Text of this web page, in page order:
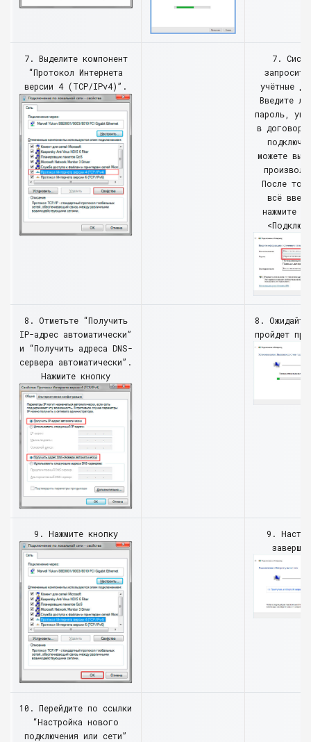
7. Выделите компонент
“Протокол Интернета
версии 4 (TCP/IPv4)”.
7.
запросит
учётные
Введите
пароль,
в
можете
После
всё
нажмите
8. Отметьте “Получить
IP-адрес автоматически”
и “Получить адреса DNS-
сервера автоматически”.
Нажмите кнопку
8.
пройдет
9. Нажмите кнопку
9.
10. Перейдите по ссылки
“Настройка нового
подключения или сети”